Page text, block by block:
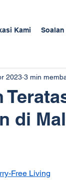
Kami Soalan
di
2023 3 min
Free Living